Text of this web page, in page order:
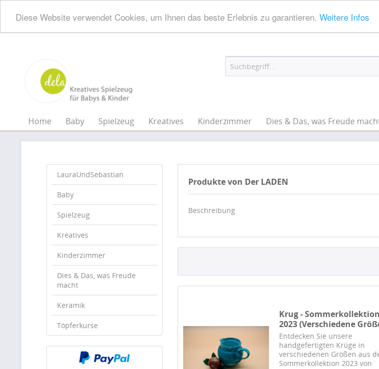
Diese Website verwendet Cookies, um Ihnen das beste Erlebnis zu garantieren. Weitere Infos
Home Baby Spielzeug Kreatives Kinderzimmer Dies & Das, was Freude
LauraUndSebastian
Baby
Spielzeug
Kreatives
Kinderzimmer
Dies & Das, was Freude
macht
Keramik
Töpferkurse
Produkte von Der LADEN
Beschreibung
Krug - Sommerkollektion
2023 (Verschiedene
Entdecken Sie unsere
handgefertigten Krüge in
verschiedenen Größen aus
Sommerkollektion 2023 von